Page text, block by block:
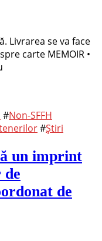
Livrarea se va face
carte MEMOIR •
#Non-SFFH
#Știri
un imprint
de
de